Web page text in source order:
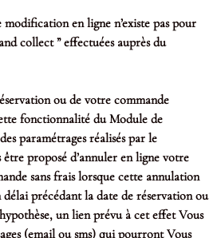
en ligne n’existe pas pour
collect ” effectuées auprès du
ou de votre commande
fonctionnalité du Module de
paramétrages réalisés par le
proposé d’annuler en ligne votre
sans frais lorsque cette annulation
précédant la date de réservation ou
un lien prévu à cet effet Vous
(email ou sms) qui pourront Vous